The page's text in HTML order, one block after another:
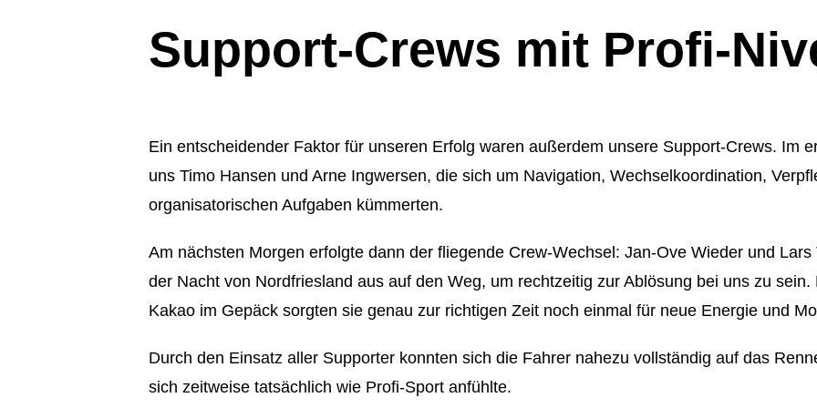
Support-Crews mit Profi-
Ein entscheidender Faktor für unseren Erfolg waren außerdem unsere Support-Crews. Im
uns Timo Hansen und Arne Ingwersen, die sich um Navigation, Wechselkoordination,
organisatorischen Aufgaben kümmerten.
Am nächsten Morgen erfolgte dann der fliegende Crew-Wechsel: Jan-Ove Wieder und
der Nacht von Nordfriesland aus auf den Weg, um rechtzeitig zur Ablösung bei uns zu
Kakao im Gepäck sorgten sie genau zur richtigen Zeit noch einmal für neue Energie und
Durch den Einsatz aller Supporter konnten sich die Fahrer nahezu vollständig auf das
sich zeitweise tatsächlich wie Profi-Sport anfühlte.